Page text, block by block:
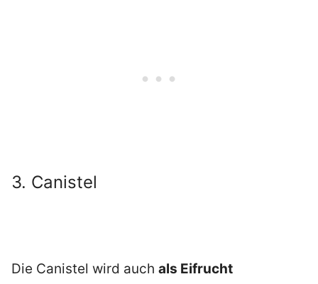
3. Canistel
Die Canistel wird auch als Eifrucht